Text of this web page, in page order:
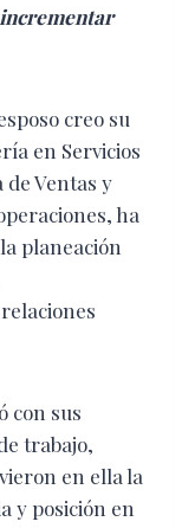
creo su
en Servicios
de Ventas y
ha
planeación
con sus
trabajo,
en ella la
y posición en